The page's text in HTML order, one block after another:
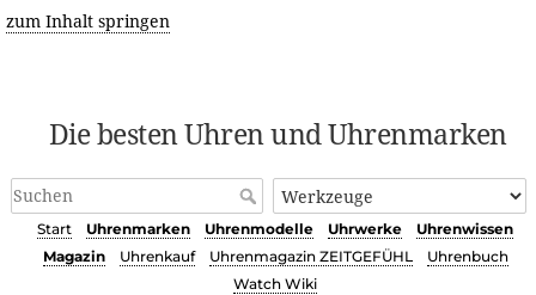
zum Inhalt springen
Die besten Uhren und Uhrenmarken
Start Uhrenmarken Uhrenmodelle Uhrwerke
Uhrenwissen
Magazin
Uhrenkauf Uhrenmagazin ZEITGEFÜHL
Uhrenbuch
Watch Wiki